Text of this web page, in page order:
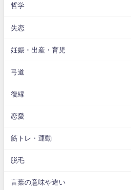
哲学
失恋
妊娠・出産・育児
弓道
復縁
恋愛
筋トレ・運動
脱毛
言葉の意味や違い